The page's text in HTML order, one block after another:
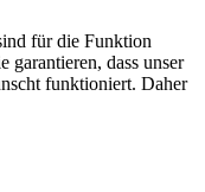
für die Funktion
garantieren, dass unser
funktioniert. Daher